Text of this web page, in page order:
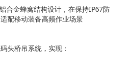
合金蜂窝结构设计，在保持IP67防
配移动装备高频作业场景
头桥吊系统，实现：